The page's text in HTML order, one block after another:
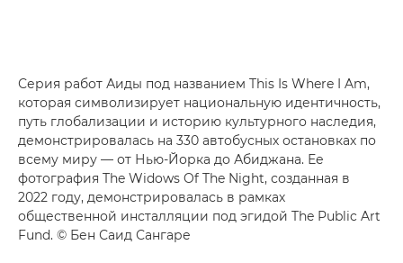
Серия работ Аиды под названием This Is Where I Am,
которая символизирует национальную идентичность,
путь глобализации и историю культурного наследия,
демонстрировалась на 330 автобусных остановках по
всему миру — от Нью-Йорка до Абиджана. Ее
фотография The Widows Of The Night, созданная в
2022 году, демонстрировалась в рамках
общественной инсталляции под эгидой The Public Art
Fund. © Бен Саид Сангаре